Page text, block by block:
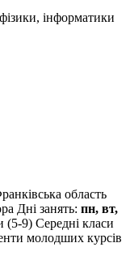
інформатики
область
Дні занять: пн, вт,
(5-9) Середні класи
молодших курсів